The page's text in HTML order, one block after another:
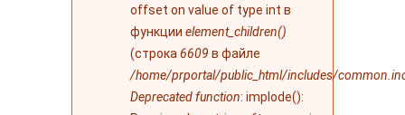
offset on value of type int в
функции element_children()
(строка 6609 в файле
/home/prportal/public_html/includes/
Deprecated function: implode():